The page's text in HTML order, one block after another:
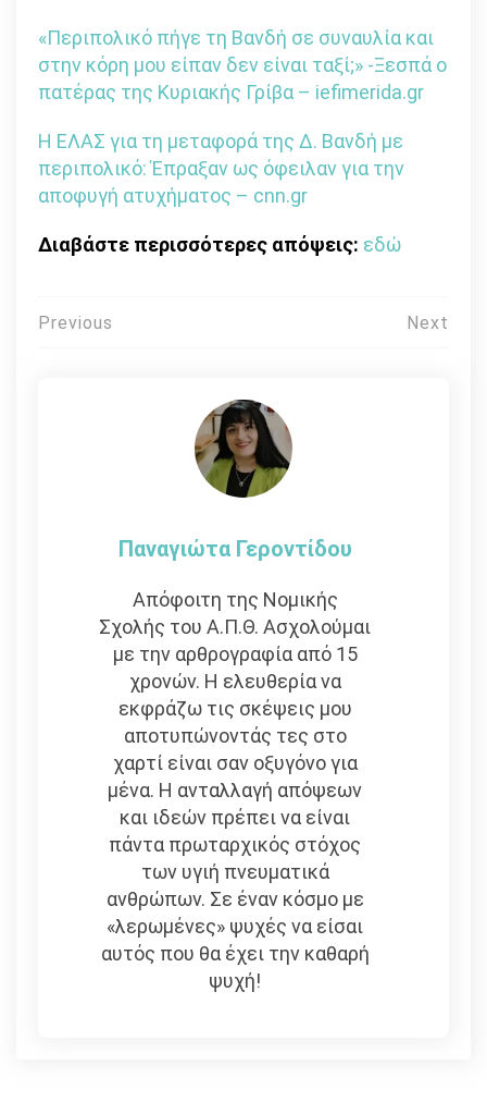
«Περιπολικό πήγε τη Βανδή σε συναυλία και
στην κόρη μου είπαν δεν είναι ταξί;» -Ξεσπά ο
πατέρας της Κυριακής Γρίβα – iefimerida.gr
Η ΕΛΑΣ για τη μεταφορά της Δ. Βανδή με
περιπολικό: Έπραξαν ως όφειλαν για την
αποφυγή ατυχήματος – cnn.gr
Διαβάστε περισσότερες απόψεις: εδώ
Πλοήγηση
Previous Next
Παναγιώτα Γεροντίδου
Απόφοιτη της Νομικής
Σχολής του Α.Π.Θ. Ασχολούμαι
με την αρθρογραφία από 15
χρονών. Η ελευθερία να
εκφράζω τις σκέψεις μου
αποτυπώνοντάς τες στο
χαρτί είναι σαν οξυγόνο για
μένα. Η ανταλλαγή απόψεων
και ιδεών πρέπει να είναι
πάντα πρωταρχικός στόχος
των υγιή πνευματικά
ανθρώπων. Σε έναν κόσμο με
«λερωμένες» ψυχές να είσαι
αυτός που θα έχει την καθαρή
ψυχή!